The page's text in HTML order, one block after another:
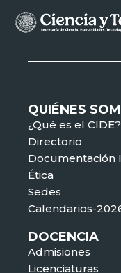
QUIÉNES
¿Qué es el CIDE?
Directorio
Documentación
Ética
Sedes
Calendarios-
DOCENCIA
Admisiones
Licenciaturas